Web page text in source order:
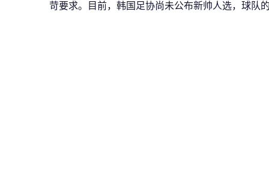
苛要求。目前，韩国足协尚未公布新帅人选，球队